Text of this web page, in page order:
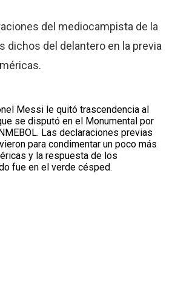
del mediocampista de la
dichos del delantero en la previa
Messi le quitó trascendencia al
se disputó en el Monumental por
Las declaraciones previas
para condimentar un poco más
y la respuesta de los
fue en el verde césped.